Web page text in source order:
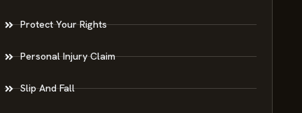
Protect Your Rights
Personal Injury Claim
Slip And Fall